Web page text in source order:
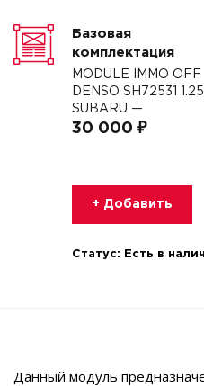
Базовая
комплектация
MODULE IMMO OFF
DENSO SH72531
SUBARU —
30 000 ₽
+ Добавить
Статус: Есть в
Данный модуль